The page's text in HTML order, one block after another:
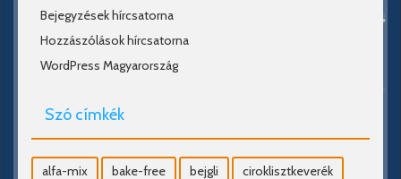
Bejegyzések hírcsatorna
Hozzászólások hírcsatorna
WordPress Magyarország
Szó címkék
alfa-mix bake-free bejgli ciroklisztkeverék